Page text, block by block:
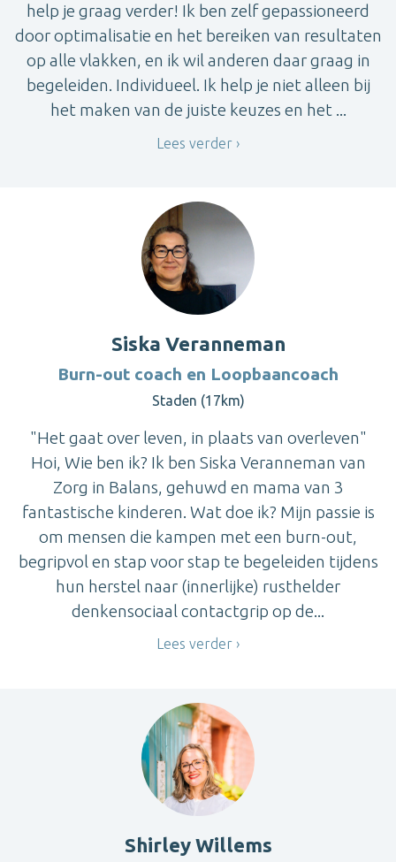
help je graag verder! Ik ben zelf gepassioneerd
door optimalisatie en het bereiken van resultaten
op alle vlakken, en ik wil anderen daar graag in
begeleiden. Individueel. Ik help je niet alleen bij
het maken van de juiste keuzes en het ...
Lees verder
Siska Veranneman
Burn-out coach en Loopbaancoach
Staden (17km)
"Het gaat over leven, in plaats van overleven"
Hoi, Wie ben ik? Ik ben Siska Veranneman van
Zorg in Balans, gehuwd en mama van 3
fantastische kinderen. Wat doe ik? Mijn passie is
om mensen die kampen met een burn-out,
begripvol en stap voor stap te begeleiden tijdens
hun herstel naar (innerlijke) rusthelder
denkensociaal contactgrip op de...
Lees verder
Shirley Willems